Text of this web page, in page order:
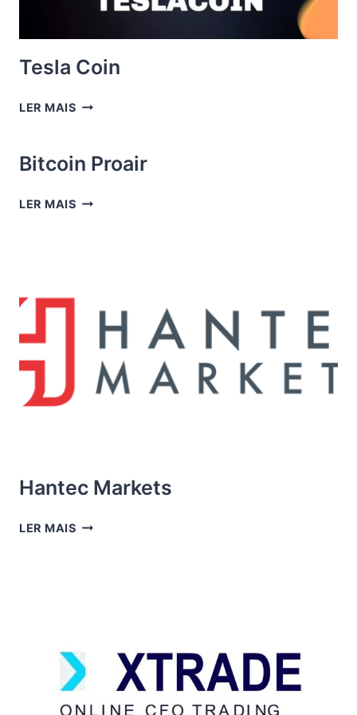
Tesla Coin
LER MAISTESLA
Bitcoin Proair
LER MAISBITCOIN
Hantec Markets
LER MAISHANTEC